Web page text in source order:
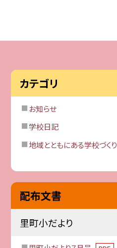
カテゴリ
お知らせ
学校日記
地域とともにある学校づくり
配布文書
里町小だより